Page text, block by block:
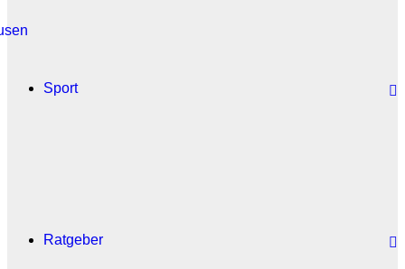
Sport
Ratgeber